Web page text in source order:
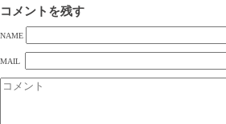
コメントを残す
NAME
MAIL